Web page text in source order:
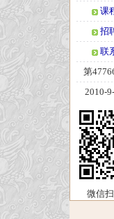
课
招
联
第
2010-
微信